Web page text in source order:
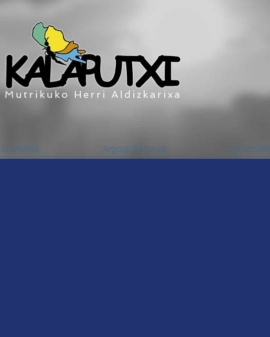
Aldizkariak Argazki zaharrak Zerbitzuak
Mutrikuko Herri Aldizkarixa